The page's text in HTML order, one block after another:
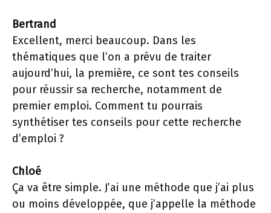
Bertrand
Excellent, merci beaucoup. Dans les
thématiques que l’on a prévu de traiter
aujourd’hui, la première, ce sont tes conseils
pour réussir sa recherche, notamment de
premier emploi. Comment tu pourrais
synthétiser tes conseils pour cette recherche
d’emploi ?
Chloé
Ça va être simple. J’ai une méthode que j’ai plus
ou moins développée, que j’appelle la méthode